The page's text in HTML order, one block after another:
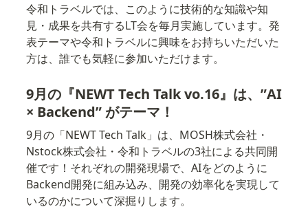
令和トラベルでは、このように技術的な知識や知
見・成果を共有するLT会を毎月実施しています。発
表テーマや令和トラベルに興味をお持ちいただいた
方は、誰でも気軽に参加いただけます。
9月の『NEWT Tech Talk vo.16』は、”AI
× Backend” がテーマ！
9月の「NEWT Tech Talk」は、MOSH株式会社・
Nstock株式会社・令和トラベルの3社による共同開
催です！それぞれの開発現場で、AIをどのように
Backend開発に組み込み、開発の効率化を実現して
いるのかについて深掘りします。